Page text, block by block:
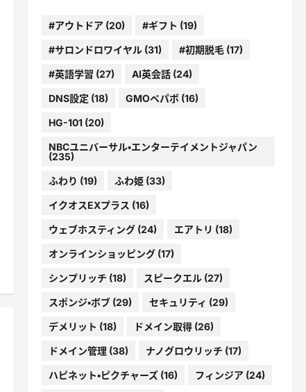
#アウトドア(20) #ギフト (19)
#サロンドロワイヤル(31) #初期脱毛(17)
#英語学習 (27) AI英会話(24)
DNS設定 (18) GMOペパボ(16)
HG-101(20)
NBCユニバーサル・エンターテイメントジャパン
(235)
ふわり (19) ふわ姫(33)
イクオスEXプラス (16)
ウェブホスティング(24) エアトリ (18)
オンラインショッピング(17)
シンプリッチ (18) スピークエル(27)
スポンジ・ボブ(29) セキュリティ (29)
デメリット (18) ドメイン取得(26)
ドメイン管理(38) ナノグロウリッチ (17)
ハピネット・ピクチャーズ(16) フィンジア(24)